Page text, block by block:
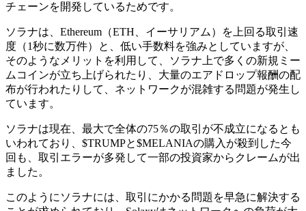
チェーンを開発しているためです。
ソラナは、Ethereum（ETH、イーサリアム）を上回る取引速
度（1秒に数万件）と、低い手数料を強みとしていますが、
そのようなメリットを利用して、ソラナ上で多くの新規ミー
ムコインが立ち上げられたり、大量のエアドロップ報酬の配
布が行われたりして、ネットワークが混雑する問題が発生し
ています。
ソラナは現在、最大で全体の75％の取引が不成立になるとも
いわれており、$TRUMPと$MELANIAの購入が殺到した今
回も、取引エラーが多発して一部の投資家からクレームが出
ました。
このようにソラナには、取引にかかる問題を早急に解決する